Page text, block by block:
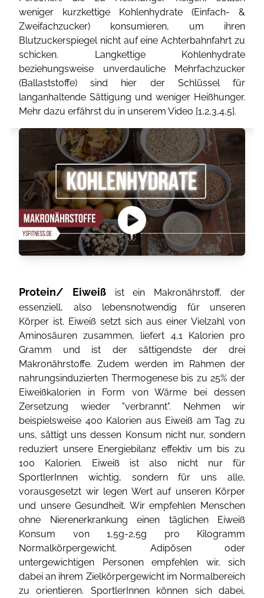
weniger kurzkettige Kohlenhydrate (Einfach- &
Zweifachzucker) konsumieren, um ihren
Blutzuckerspiegel nicht auf eine Achterbahnfahrt zu
schicken. Langkettige Kohlenhydrate
beziehungsweise unverdauliche Mehrfachzucker
(Ballaststoffe) sind hier der Schlüssel für
langanhaltende Sättigung und weniger Heißhunger.
Mehr dazu erfährst du in unserem Video [1,2,3,4,5].
Protein/ Eiweißist ein Makronährstoff, der
essenziell, also lebensnotwendig für unseren
Körper ist. Eiweiß setzt sich aus einer Vielzahl von
Aminosäuren zusammen, liefert 4,1 Kalorien pro
Gramm und ist der sättigendste der drei
Makronährstoffe. Zudem werden im Rahmen der
nahrungsinduzierten Thermogenese bis zu 25% der
Eiweißkalorien in Form von Wärme bei dessen
Zersetzung wieder "verbrannt". Nehmen wir
beispielsweise 400 Kalorien aus Eiweiß am Tag zu
uns, sättigt uns dessen Konsum nicht nur, sondern
reduziert unsere Energiebilanz effektiv um bis zu
100 Kalorien. Eiweiß ist also nicht nur für
SportlerInnen wichtig, sondern für uns alle,
vorausgesetzt wir legen Wert auf unseren Körper
und unsere Gesundheit. Wir empfehlen Menschen
ohne Nierenerkrankung einen täglichen Eiweiß
Konsum von 1,5g-2,5g pro Kilogramm
Normalkörpergewicht. Adipösen oder
untergewichtigen Personen empfehlen wir, sich
dabei an ihrem Zielkörpergewicht im Normalbereich
zu orientieren. SportlerInnen können sich dabei,